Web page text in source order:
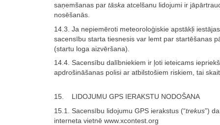
saņemšanas par tāska atcelšanu lidojumi ir
nosēšanās.
14.3. Ja nepiemēroti meteoroloģiskie apstākļi
sacensību starta tiesnesis var lemt par startēšanas
(startu loga aizvēršana).
14.4. Sacensību dalībniekiem ir ļoti ieteicams
apdrošināšanas polisi ar atbilstošiem riskiem, tai
15. LIDOJUMU GPS IERAKSTU NODOŠANA
15.1. Sacensību lidojumu GPS ierakstus (“trekus”)
interneta vietnē www.xcontest.org